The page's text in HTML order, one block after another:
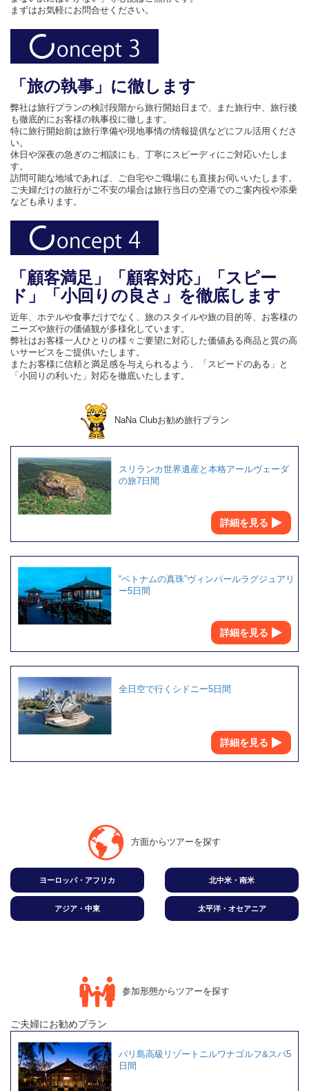
まずはお気軽にお問合せください。
「旅の執事」に徹します
弊社は旅行プランの検討段階から旅行開始日まで、また旅行中、旅行後
も徹底的にお客様の執事役に徹します。
特に旅行開始前は旅行準備や現地事情の情報提供などにフル活用くださ
い。
休日や深夜の急ぎのご相談にも、丁寧にスピーディにご対応いたしま
す。
訪問可能な地域であれば、ご自宅やご職場にも直接お伺いいたします。
ご夫婦だけの旅行がご不安の場合は旅行当日の空港でのご案内役や添乗
なども承ります。
「顧客満足」「顧客対応」「スピー
ド」「小回りの良さ」を徹底します
近年、ホテルや食事だけでなく、旅のスタイルや旅の目的等、お客様の
ニーズや旅行の価値観が多様化しています。
弊社はお客様一人ひとりの様々ご要望に対応した価値ある商品と質の高
いサービスをご提供いたします。
またお客様に信頼と満足感を与えられるよう、「スピードのある」と
「小回りの利いた」対応を徹底いたします。
NaNa Clubお勧め旅行プラン
スリランカ世界遺産と本格アールヴェーダ
の旅7日間
詳細を見る
“ベトナムの真珠”ヴィンパールラグジュアリ
ー5日間
詳細を見る
全日空で行くシドニー5日間
詳細を見る
方面からツアーを探す
ヨーロッパ・アフリカ 北中米・南米
アジア・中東 太平洋・オセアニア
参加形態からツアーを探す
ご夫婦にお勧めプラン
バリ島高級リゾートニルワナゴルフ&スパ5
日間